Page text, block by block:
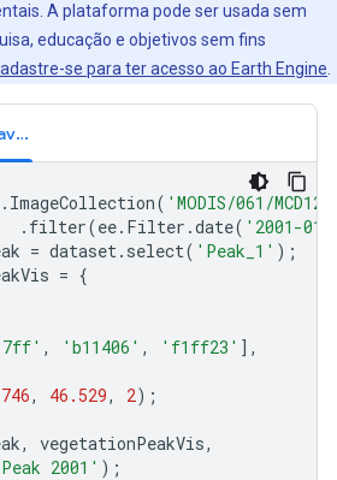
A plataforma pode ser usada sem
educação e objetivos sem fins
se para ter acesso ao Earth Engine
Editor de código (JavaScript)
. ImageCollection( 'MODIS/061/
. filter(ee. Filter .date( '2001-
= dataset. select( 'Peak_1' );
= {
, 'b11406' , 'f1ff23' ],
, 46.529, 2);
, vegetationPeakVis,
2001' );